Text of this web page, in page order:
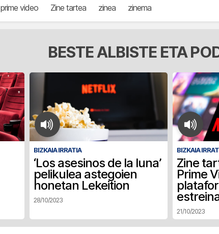
prime video Zine tartea zinea zinema
BESTE ALBISTE ETA
BIZKAIA IRRATIA
‘Los asesinos de la luna’
pelikulea astegoien
honetan Lekeition
28/10/2023
BIZKAIA
Zine
Prime
21/10/2023